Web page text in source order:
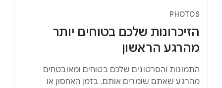
PHOTOS
הזיכרונות שלכם בטוחים יותר
מהרגע הראשון
התמונות והסרטונים שלכם בטוחים ומאובטחים
מהרגע שאתם שומרים אותם. בזמן האחסון או